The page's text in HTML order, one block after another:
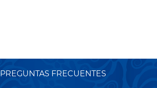
PREGUNTAS FRECUENTES